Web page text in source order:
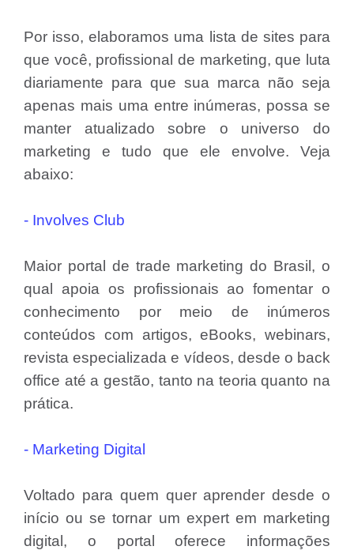
Por isso, elaboramos uma lista de sites para
que você, profissional de marketing, que luta
diariamente para que sua marca não seja
apenas mais uma entre inúmeras, possa se
manter atualizado sobre o universo do
marketing e tudo que ele envolve. Veja
abaixo:
- Involves Club
Maior portal de trade marketing do Brasil, o
qual apoia os profissionais ao fomentar o
conhecimento por meio de inúmeros
conteúdos com artigos, eBooks, webinars,
revista especializada e vídeos, desde o back
office até a gestão, tanto na teoria quanto na
prática.
- Marketing Digital
Voltado para quem quer aprender desde o
início ou se tornar um expert em marketing
digital, o portal oferece informações